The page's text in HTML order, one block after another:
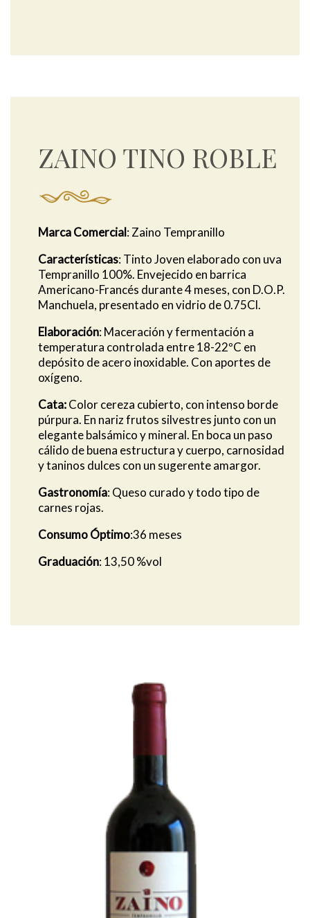
ZAINO TINO ROBLE
Marca Comercial: Zaino Tempranillo
Características: Tinto Joven elaborado con uva
Tempranillo 100%. Envejecido en barrica
Americano-Francés durante 4 meses, con D.O.P.
Manchuela, presentado en vidrio de 0.75Cl.
Elaboración: Maceración y fermentación a
temperatura controlada entre 18-22ºC en
depósito de acero inoxidable. Con aportes de
oxígeno.
Cata:Color cereza cubierto, con intenso borde
púrpura. En nariz frutos silvestres junto con un
elegante balsámico y mineral. En boca un paso
cálido de buena estructura y cuerpo, carnosidad
y taninos dulces con un sugerente amargor.
Gastronomía: Queso curado y todo tipo de
carnes rojas.
Consumo Óptimo:36 meses
Graduación: 13,50 %vol